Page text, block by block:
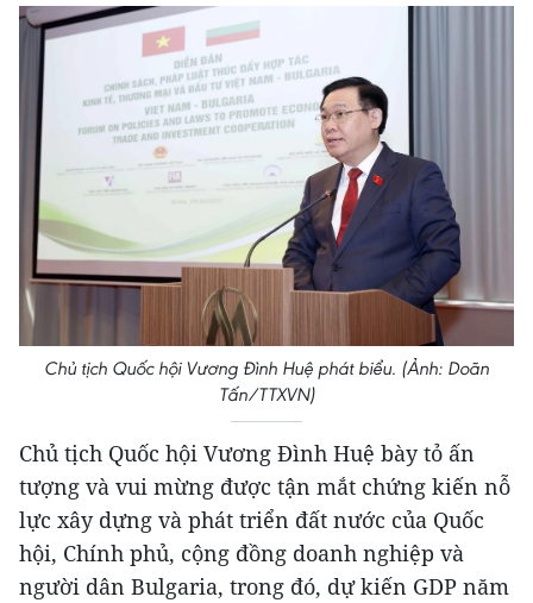
Chủ tịch Quốc hội Vương Đình Huệ phát biểu. (Ảnh: Doãn
Tấn/TTXVN)
Chủ tịch Quốc hội Vương Đình Huệ bày tỏ ấn
tượng và vui mừng được tận mắt chứng kiến nỗ
lực xây dựng và phát triển đất nước của Quốc
hội, Chính phủ, cộng đồng doanh nghiệp và
người dân Bulgaria, trong đó, dự kiến GDP năm